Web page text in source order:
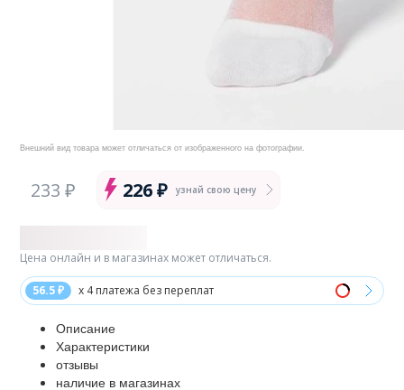
Внешний вид товара может отличаться от изображенного на фотографии.
233 ₽ 226 ₽ узнай свою цену
56.5 ₽ x 4 платежа без переплат
Цена онлайн и в магазинах может отличаться.
Описание
Характеристики
отзывы
наличие в магазинах